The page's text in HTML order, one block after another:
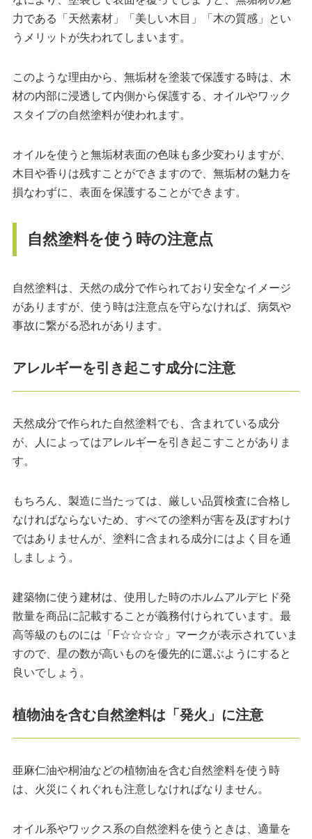
力である「天然素材」「美しい木目」「木の質感」とい
うメリットが失われてしまいます。
このような理由から、無垢材を塗装で保護する時は、木
材の内部に浸透して内側から保護する、オイルやワック
スタイプの自然塗料が使われます。
オイルを使うと無垢材表面の色味も多少変わりますが、
木目や香りは残すことができますので、無垢材の魅力を
損なわずに、表面を保護することができます。
自然塗料を使う時の注意点
自然塗料は、天然の成分で作られており安全なイメージ
がありますが、使う時は注意点を守らなければ、病気や
事故に繋がる恐れがあります。
アレルギーを引き起こす成分に注意
天然成分で作られた自然塗料でも、含まれている成分
が、人によってはアレルギーを引き起こすことがありま
す。
もちろん、製造に当たっては、厳しい品質検査に合格し
なければならないため、すべての塗料が害を及ぼすわけ
ではありませんが、塗料に含まれる成分にはよく目を通
しましょう。
建築物に使う建材は、使用した時のホルムアルデヒド発
散量を商品に記載することが義務付けられています。最
高等級のものには「F☆☆☆☆」マークが表示されていま
すので、星の数が高いものを優先的に選ぶようにすると
良いでしょう。
植物油を含む自然塗料は「発火」に注意
亜麻仁油や桐油などの植物油を含む自然塗料を使う時
は、火災にくれぐれも注意しなければなりません。
オイル系やワックス系の自然塗料を使うときは、適量を